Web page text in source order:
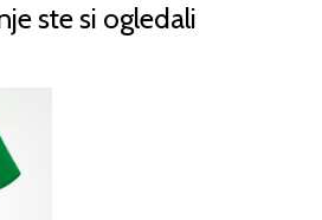
ste si ogledali